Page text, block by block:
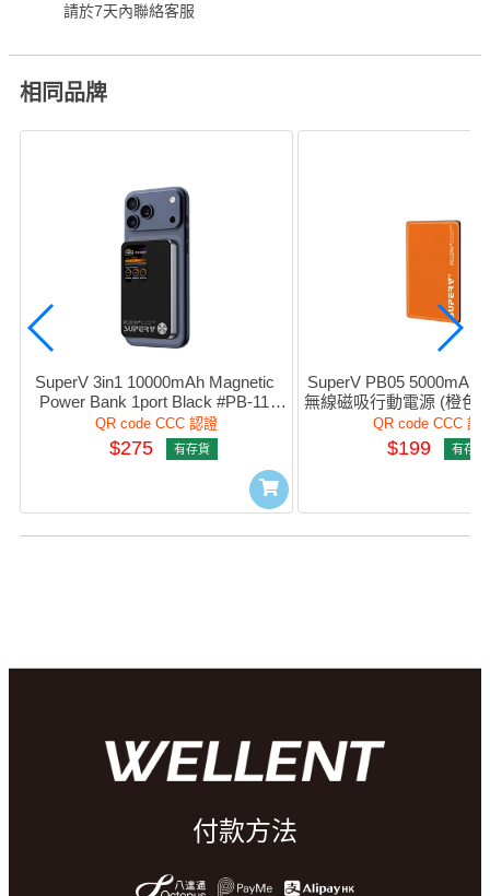
請於7天內聯絡客服
相同品牌
SuperV 3in1 10000mAh Magnetic
Power Bank 1port Black #PB-11
(QR, CCC)
QR code CCC 認證
$275 有存貨
SuperV PB05 5000mAh
無線磁吸行動電源 (橙色)
(QR,CCC)
QR code CCC 認
$199 有存貨
付款方法